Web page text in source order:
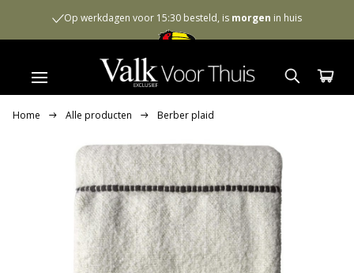
Op werkdagen voor 15:30 besteld, is morgen in huis
Home Alle producten Berber plaid